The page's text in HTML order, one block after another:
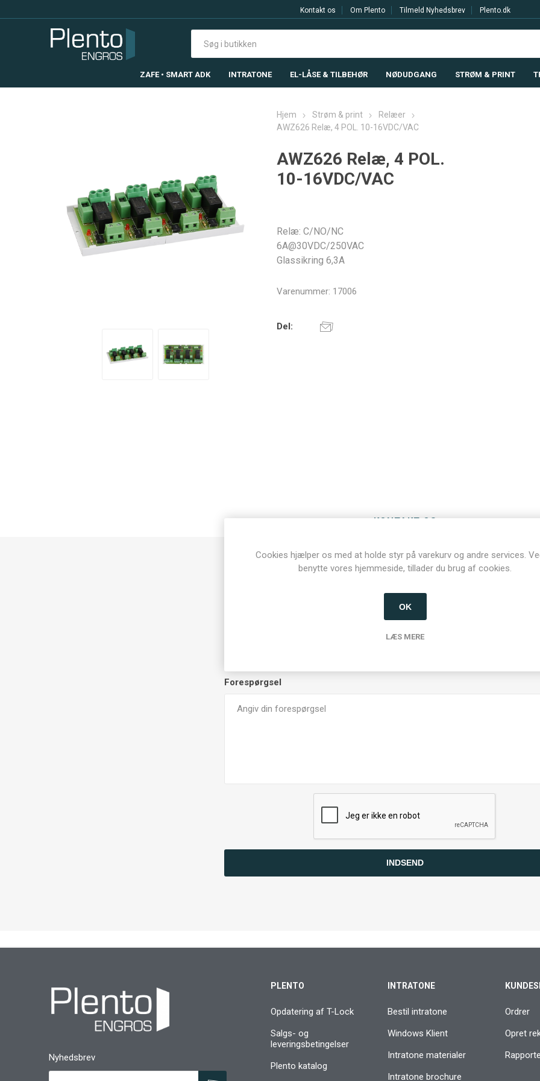
Kontakt os Om Plento Tilmeld Nyhedsbrev Plento.dk
ZAFE • SMART ADK INTRATONE EL-LÅSE & TILBEHØR NØDUDGANG STRØM & PRINT
Hjem Strøm & print
Relæer
AWZ626 Relæ, 4 POL. 10-16VDC/VAC
AWZ626 Relæ, 4 POL.
10-16VDC/VAC
Relæ: C/NO/NC
6A@30VDC/250VAC
Glassikring 6,3A
Varenummer: 17006
Del:
KONTAKT OS
Forespørgsel
INDSEND
Nyhedsbrev
PLENTO
Opdatering af T-Lock
Salgs- og
leveringsbetingelser
Plento katalog
INTRATONE
Bestil intratone
Windows Klient
Intratone materialer
Intratone brochure
Ordrer
Opret
Cookies hjælper os med at holde styr på varekurv og andre services.
benytte vores hjemmeside, tillader du brug af cookies.
OK
LÆS MERE